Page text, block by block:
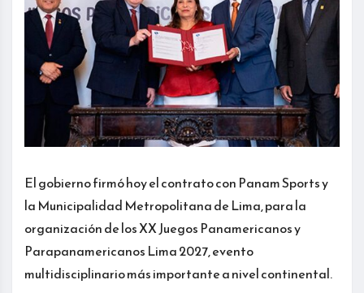
El gobierno firmó hoy el contrato con Panam Sports y
la Municipalidad Metropolitana de Lima, para la
organización de los XX Juegos Panamericanos y
Parapanamericanos Lima 2027, evento
multidisciplinario más importante a nivel continental.